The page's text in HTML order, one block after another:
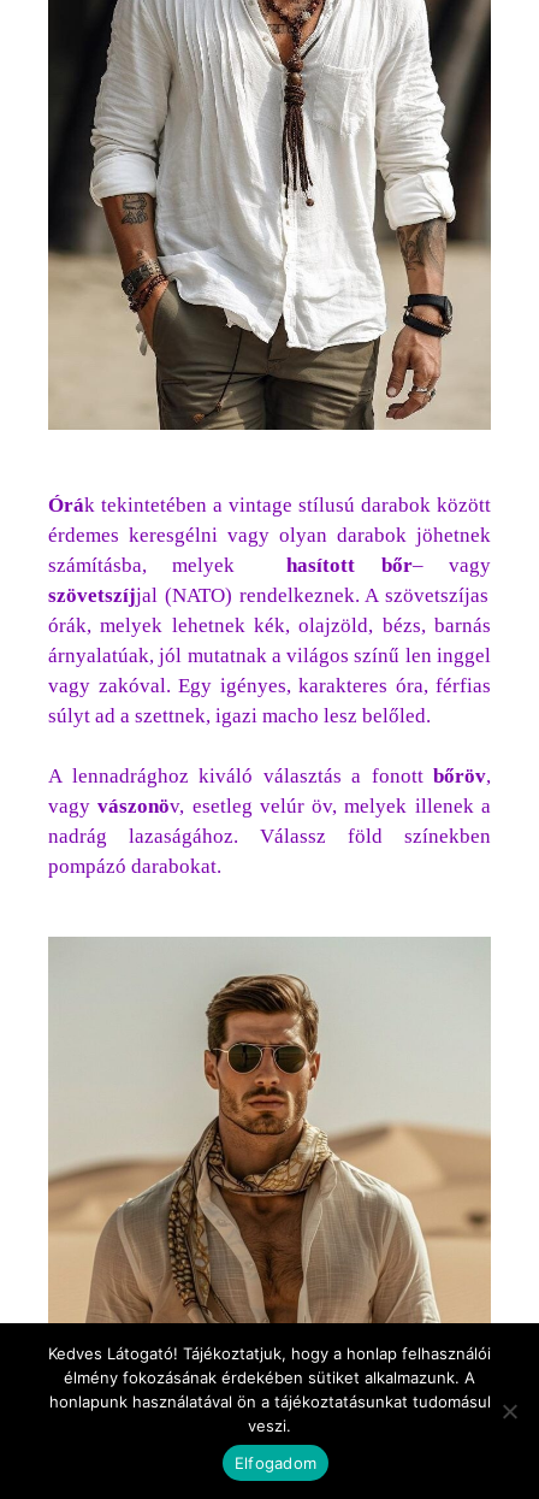
Órák tekintetében a vintage stílusú darabok között
érdemes keresgélni vagy olyan darabok jöhetnek
számításba, melyek
hasított bőr– vagy
szövetszíjjal (NATO) rendelkeznek. A szövetszíjas
órák, melyek lehetnek kék, olajzöld, bézs, barnás
árnyalatúak, jól mutatnak a világos színű len inggel
vagy zakóval. Egy igényes, karakteres óra, férfias
súlyt ad a szettnek, igazi macho lesz belőled.
A lennadrághoz kiváló választás a fonott bőröv,
vagyvászonöv, esetleg velúr öv, melyek illenek a
nadrág lazaságához. Válassz föld színekben
pompázó darabokat.
Kedves Látogató! Tájékoztatjuk, hogy a honlap felhasználói
élmény fokozásának érdekében sütiket alkalmazunk. A
honlapunk használatával ön a tájékoztatásunkat tudomásul
veszi.
Elfogadom